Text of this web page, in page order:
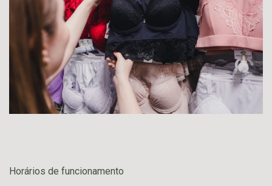
Horários de funcionamento